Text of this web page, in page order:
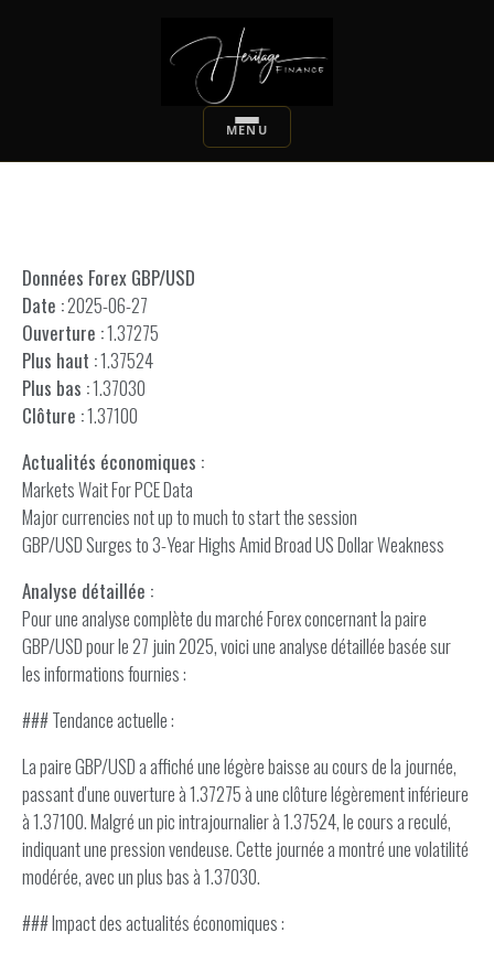
Données Forex GBP/USD
Date :2025-06-27
Ouverture :1.37275
Plus haut :1.37524
Plus bas :1.37030
Clôture :1.37100
Actualités économiques :
Markets Wait For PCE Data
Major currencies not up to much to start the session
GBP/USD Surges to 3-Year Highs Amid Broad US Dollar Weakness
Analyse détaillée :
Pour une analyse complète du marché Forex concernant la paire
GBP/USD pour le 27 juin 2025, voici une analyse détaillée basée sur
les informations fournies :
### Tendance actuelle :
La paire GBP/USD a affiché une légère baisse au cours de la journée,
passant d'une ouverture à 1.37275 à une clôture légèrement inférieure
à 1.37100. Malgré un pic intrajournalier à 1.37524, le cours a reculé,
indiquant une pression vendeuse. Cette journée a montré une volatilité
modérée, avec un plus bas à 1.37030.
### Impact des actualités économiques :